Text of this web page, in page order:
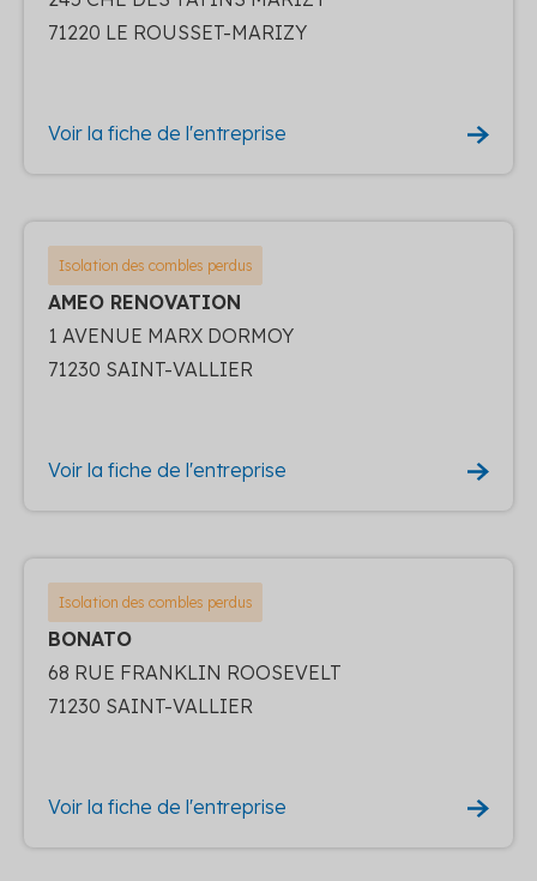
71220 LE ROUSSET-MARIZY
Voir la fiche de l'entreprise
Isolation des combles perdus
AMEO RENOVATION
1 AVENUE MARX DORMOY
71230 SAINT-VALLIER
Voir la fiche de l'entreprise
Isolation des combles perdus
BONATO
68 RUE FRANKLIN ROOSEVELT
71230 SAINT-VALLIER
Voir la fiche de l'entreprise